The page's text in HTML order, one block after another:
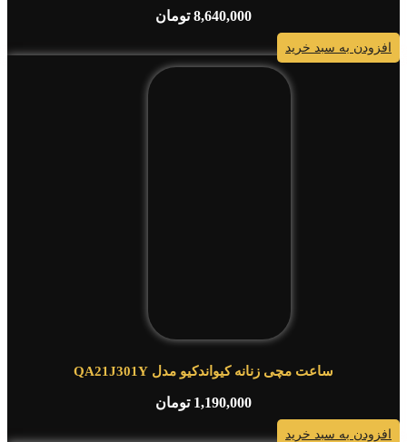
8,640,000 تومان
افزودن به سبد خرید
ساعت مچی زنانه کیواندکیو مدل QA21J301Y
1,190,000 تومان
افزودن به سبد خرید